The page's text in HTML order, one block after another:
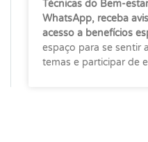
Técnicas do Bem-
WhatsApp, receba
acesso a benefícios
espaço para se sentir
temas e participar de